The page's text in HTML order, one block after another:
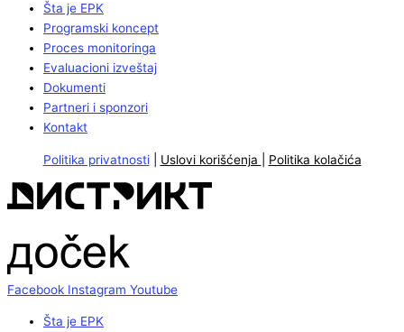
Šta je EPK
Programski koncept
Proces monitoringa
Evaluacioni izveštaj
Dokumenti
Partneri i sponzori
Kontakt
Politika privatnosti| Uslovi korišćenja Politika kolačića
Facebook Instagram Youtube
Šta je EPK